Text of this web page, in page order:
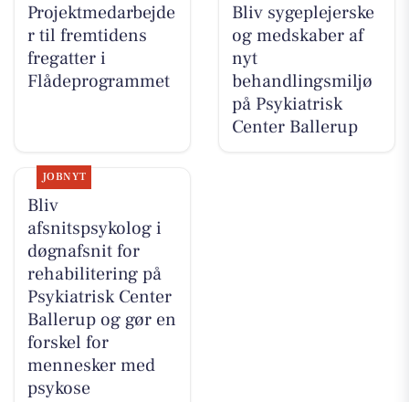
Projektmedarbejde
r til fremtidens
fregatter i
Flådeprogrammet
Bliv sygeplejerske
og medskaber af
nyt
behandlingsmiljø
på Psykiatrisk
Center Ballerup
JOBNYT
Bliv
afsnitspsykolog i
døgnafsnit for
rehabilitering på
Psykiatrisk Center
Ballerup og gør en
forskel for
mennesker med
psykose